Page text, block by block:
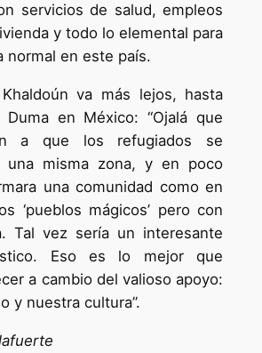
servicios de salud, empleos
y todo lo elemental para
normal en este país.
va más lejos, hasta
Duma en México: “Ojalá que
a que los refugiados se
una misma zona, y en poco
una comunidad como en
‘pueblos mágicos’ pero con
Tal vez sería un interesante
Eso es lo mejor que
a cambio del valioso apoyo:
y nuestra cultura”.